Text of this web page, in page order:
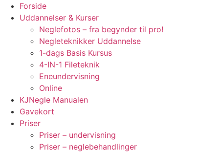
Forside
Uddannelser & Kurser
Neglefotos – fra begynder til pro!
Negleteknikker Uddannelse
1-dags Basis Kursus
4-IN-1 Fileteknik
Eneundervisning
Online
KJNegle Manualen
Gavekort
Priser
Priser – undervisning
Priser – neglebehandlinger